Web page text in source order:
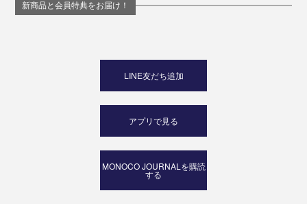
新商品と会員特典をお届け！
LINE友だち追加
アプリで見る
MONOCO JOURNALを購読
する